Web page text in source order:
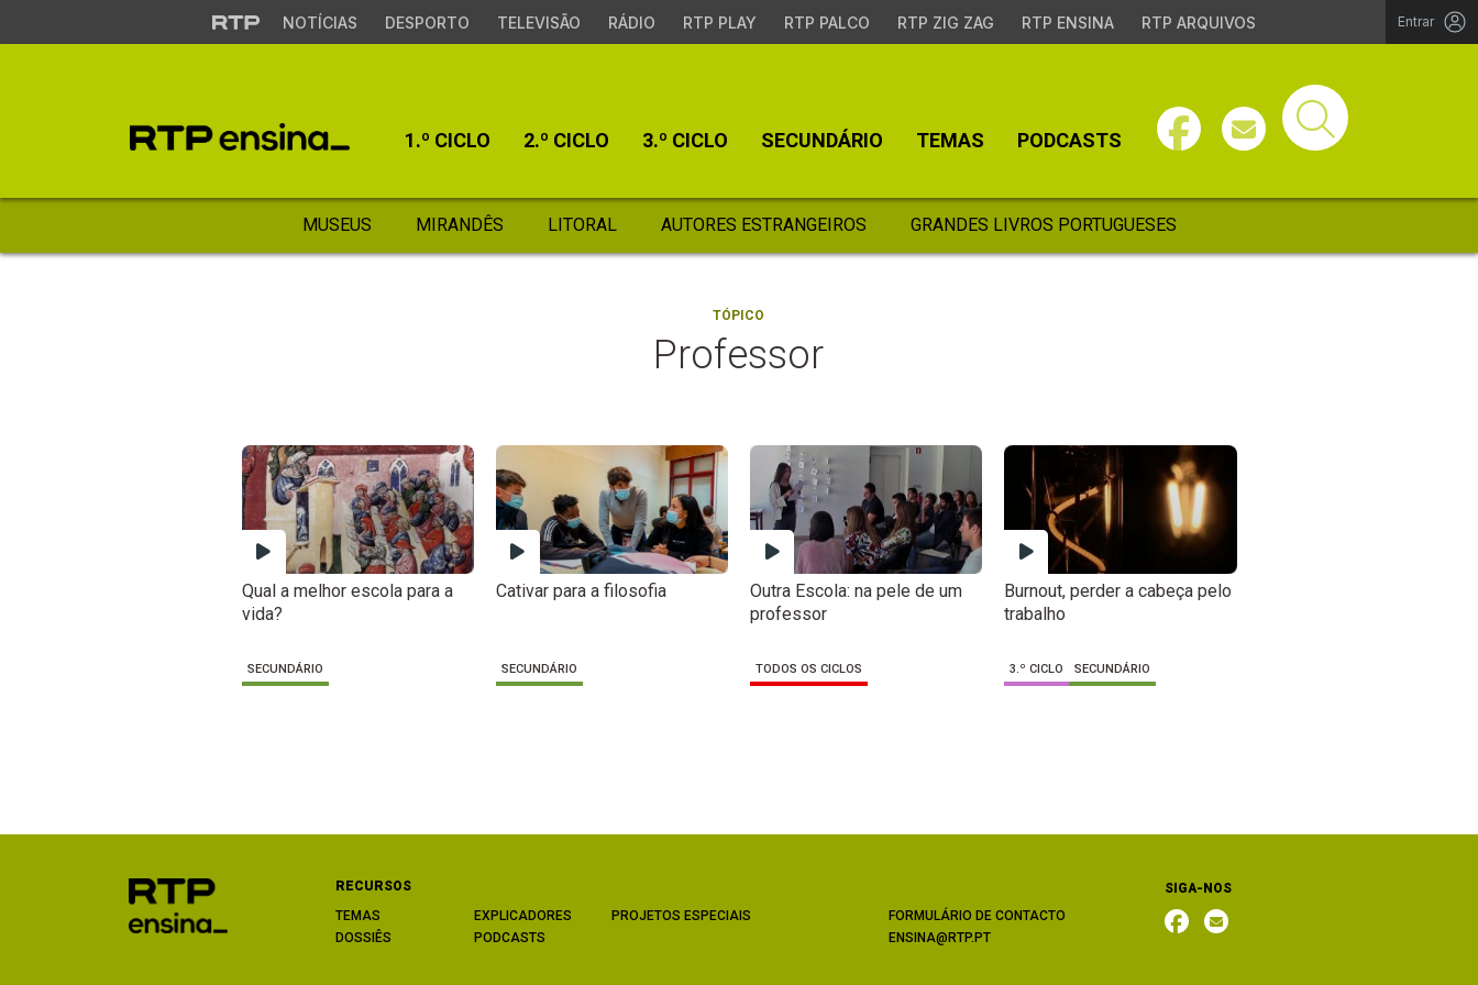
NOTÍCIAS DESPORTO TELEVISÃO RÁDIO RTP PLAY RTP PALCO RTP ZIG ZAG RTP ENSINA RTP ARQUIVOS Entrar
1.º CICLO 2.º CICLO 3.º CICLO SECUNDÁRIO TEMAS PODCASTS
MUSEUS MIRANDÊS LITORAL AUTORES ESTRANGEIROS GRANDES LIVROS PORTUGUESES
TÓPICO
Professor
Qual a melhor escola para a
vida?
SECUNDÁRIO
Cativar para a filosofia
SECUNDÁRIO
Outra Escola: na pele de um
professor
TODOS OS CICLOS
Burnout, perder a cabeça pelo
trabalho
3.º CICLO SECUNDÁRIO
RECURSOS
TEMAS
DOSSIÊS
EXPLICADORES
PODCASTS
PROJETOS ESPECIAIS
FORMULÁRIO DE CONTACTO
ENSINA@RTP.PT
SIGA-NOS